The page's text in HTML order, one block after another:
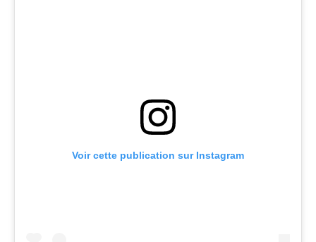
Voir cette publication sur Instagram